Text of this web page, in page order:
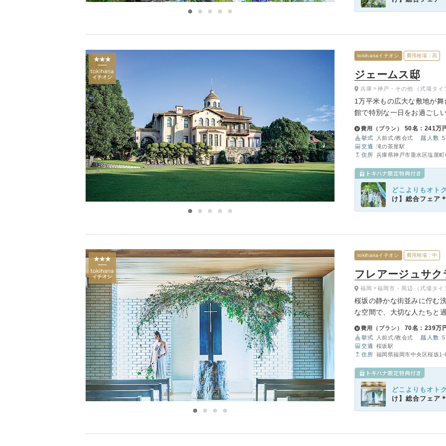
ジェームス邸
tokihanaイチオシ 費用相場：高
1万平米もの広大な敷地が
館で特別な一日をお過ごし
約90年の歴史を纏った神
渡すオーシャンビューで洗
兵庫 神戸・その他 （式場タ
費用（プラン） 50名：241万
挙式 人前式 教会式 人数 5
交通
滝の茶屋駅
住所 兵庫県神戸市垂水区塩屋
どこよりもオト
け】総合フェア
フレアージュサ
tokihanaイチオシ 費用相場：中
桜坂の静かな街並みに佇む
な空間で、大切な人たちと
福岡 福岡市・周辺 （式場タ
費用（プラン） 70名：239万
挙式 人前式 教会式 人数 5
交通
桜坂駅
住所 福岡県福岡市中央区桜坂1-
どこよりもオト
け】総合フェア